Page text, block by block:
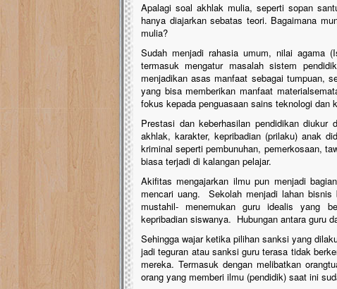
Apalagi soal akhlak mulia, seperti sopan
hanya diajarkan sebatas teori. Bagaimana
mulia?
Sudah menjadi rahasia umum, nilai agama
termasuk mengatur masalah sistem
menjadikan asas manfaat sebagai tumpuan,
yang bisa memberikan manfaat
fokus kepada penguasaan sains teknologi dan
Prestasi dan keberhasilan pendidikan diukur
akhlak, karakter, kepribadian (prilaku) anak
kriminal seperti pembunuhan, pemerkosaan,
biasa terjadi di kalangan pelajar.
Akifitas mengajarkan ilmu pun menjadi
mencari uang. Sekolah menjadi lahan
mustahil- menemukan guru idealis yang
kepribadian siswanya. Hubungan antara guru
Sehingga wajar ketika pilihan sanksi yang
jadi teguran atau sanksi guru terasa tidak
mereka. Termasuk dengan melibatkan
orang yang memberi ilmu (pendidik) saat ini